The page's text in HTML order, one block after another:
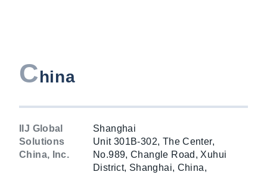
China
IIJ Global
Solutions
China, Inc.
Shanghai
Unit 301B-302, The Center,
No.989, Changle Road, Xuhui
District, Shanghai, China,